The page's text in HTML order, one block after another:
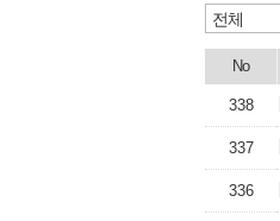
전체
No
338
337
336